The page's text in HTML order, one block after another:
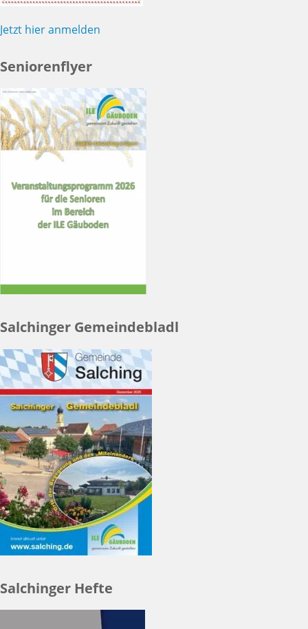
Jetzt hier anmelden
Seniorenflyer
Salchinger Gemeindebladl
Salchinger Hefte